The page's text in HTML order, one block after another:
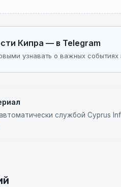
Кипра — в Telegram
узнавать о важных событиях
службой Cyprus